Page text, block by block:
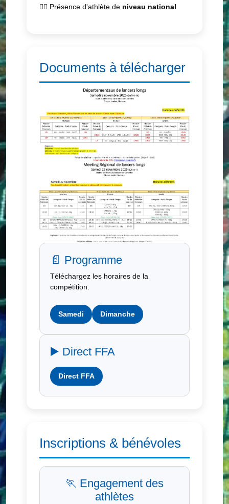
🏃‍♂️ Présence d'athlète de niveau national
Documents à télécharger
📄 Programme
Téléchargez les horaires de la
compétition.
Samedi Dimanche
▶️ Direct FFA
Direct FFA
Inscriptions & bénévoles
🏃 Engagement des
athlètes